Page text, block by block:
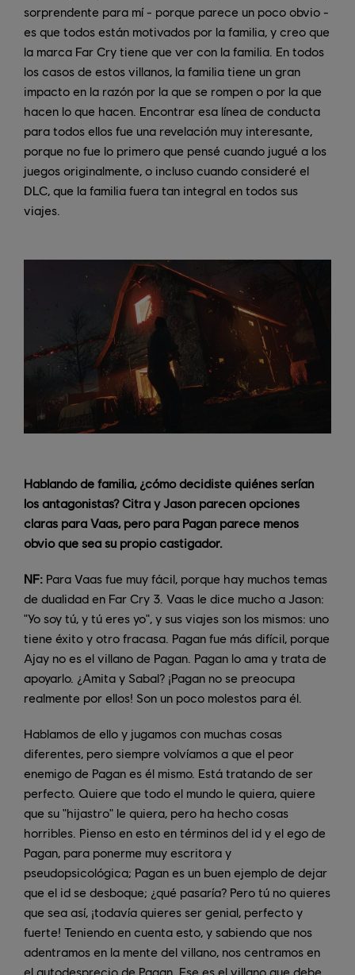
sorprendente para mí - porque parece un poco obvio -
es que todos están motivados por la familia, y creo que
la marca Far Cry tiene que ver con la familia. En todos
los casos de estos villanos, la familia tiene un gran
impacto en la razón por la que se rompen o por la que
hacen lo que hacen. Encontrar esa línea de conducta
para todos ellos fue una revelación muy interesante,
porque no fue lo primero que pensé cuando jugué a los
juegos originalmente, o incluso cuando consideré el
DLC, que la familia fuera tan integral en todos sus
viajes.
Hablando de familia, ¿cómo decidiste quiénes serían
los antagonistas? Citra y Jason parecen opciones
claras para Vaas, pero para Pagan parece menos
obvio que sea su propio castigador.
NF: Para Vaas fue muy fácil, porque hay muchos temas
de dualidad en Far Cry 3. Vaas le dice mucho a Jason:
"Yo soy tú, y tú eres yo", y sus viajes son los mismos: uno
tiene éxito y otro fracasa. Pagan fue más difícil, porque
Ajay no es el villano de Pagan. Pagan lo ama y trata de
apoyarlo. ¿Amita y Sabal? ¡Pagan no se preocupa
realmente por ellos! Son un poco molestos para él.
Hablamos de ello y jugamos con muchas cosas
diferentes, pero siempre volvíamos a que el peor
enemigo de Pagan es él mismo. Está tratando de ser
perfecto. Quiere que todo el mundo le quiera, quiere
que su "hijastro" le quiera, pero ha hecho cosas
horribles. Pienso en esto en términos del id y el ego de
Pagan, para ponerme muy escritora y
pseudopsicológica; Pagan es un buen ejemplo de dejar
que el id se desboque; ¿qué pasaría? Pero tú no quieres
que sea así, ¡todavía quieres ser genial, perfecto y
fuerte! Teniendo en cuenta esto, y sabiendo que nos
adentramos en la mente del villano, nos centramos en
el autodesprecio de Pagan. Ese es el villano que debe